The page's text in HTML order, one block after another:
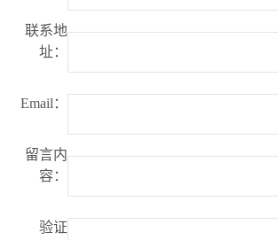
联系地
址：
Email：
留言内
容：
验证